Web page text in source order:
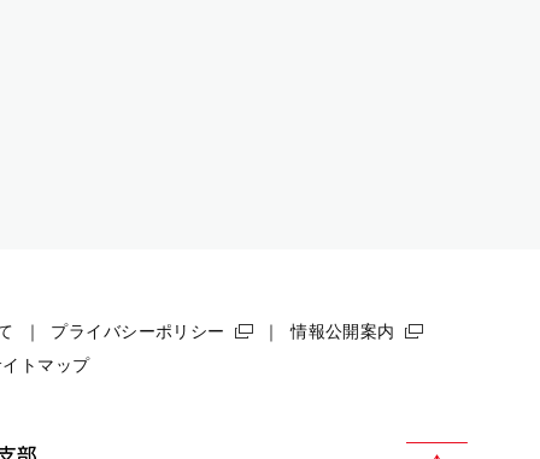
プライバシーポリシー
情報公開案内
トマップ